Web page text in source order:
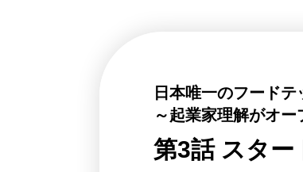
日本唯一のフード
～起業家理解がオ
第3話 スタ